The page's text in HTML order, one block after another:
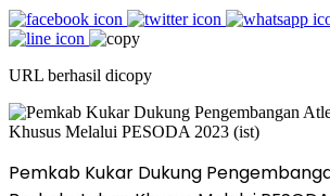
URL berhasil dicopy
Pemkab Kukar Dukung